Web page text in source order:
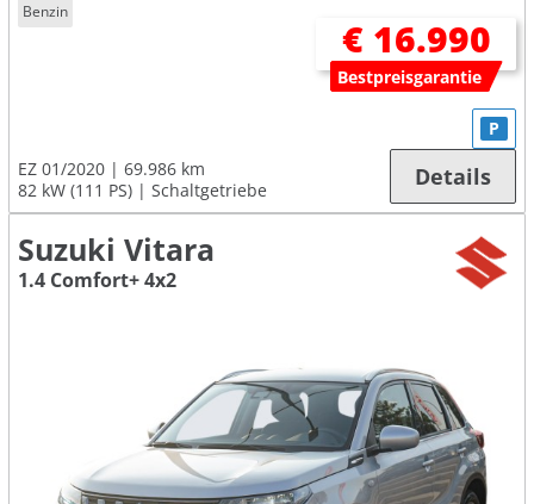
Benzin
€ 16.990
Bestpreisgarantie
EZ 01/2020
69.986 km
82 kW (111 PS)
Schaltgetriebe
P
Details
Suzuki Vitara
1.4 Comfort+ 4x2